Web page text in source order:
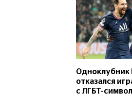
Одноклубник
отказался
с ЛГБТ-